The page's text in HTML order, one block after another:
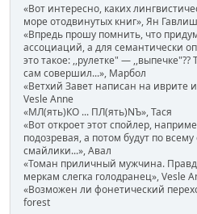
«Вот интересно, каких
море отодвинутых книг», Ян
«Впредь прошу помнить, что
ассоциаций, а для семантически
это такое: ,,рулетке" — ,,выпечке"??
сам совершил...», Марбол
«Ветхий Завет написан на иврите
Vesle Anne
«МЛ(ять)КО ... ПЛ(ять)NЪ», Тася
«Вот откроет этот спойлер,
подозревая, а потом будут по
смайлики...», Авал
«Томан приличный мужчина.
меркам слегка голодранец», Vesle
«Возможен ли фонетический
forest